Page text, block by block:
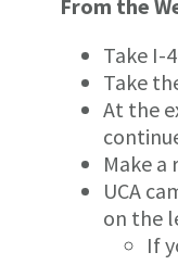
From the
Take I-
Take
At the
Make
UCA
on the
If